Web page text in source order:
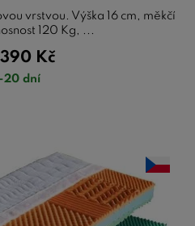
vrstvou. Výška 16 cm, měkčí
120 Kg, ...
390 Kč
20 dní